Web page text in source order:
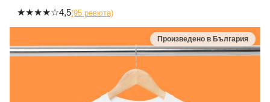
★★★★☆4,5(95 ревюта)